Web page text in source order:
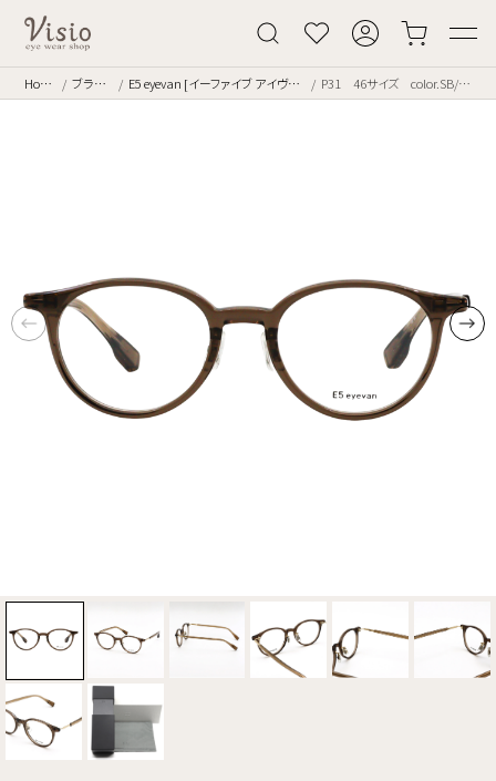
Home ブランド E5 eyevan [イーファイブ アイヴァン] P31 46サイズ color.SB/WG